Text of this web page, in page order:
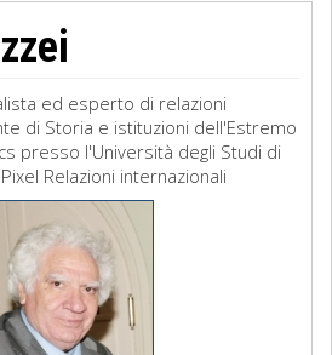
ed esperto di relazioni
di Storia e istituzioni dell'Estremo
presso l'Università degli Studi di
Relazioni internazionali